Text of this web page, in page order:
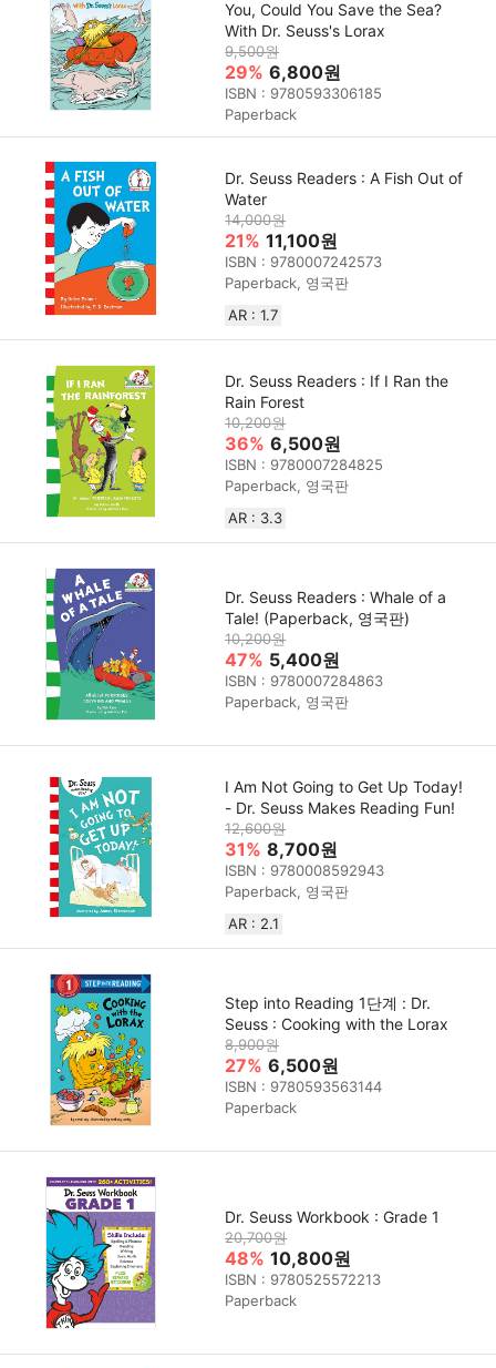
You, Could You Save the Sea?
With Dr. Seuss's Lorax
9,500원
29% 6,800원
ISBN : 9780593306185
Paperback
Dr. Seuss Readers : A Fish Out of
Water
14,000원
21% 11,100원
ISBN : 9780007242573
Paperback, 영국판
AR : 1.7
Dr. Seuss Readers : If I Ran the
Rain Forest
10,200원
36% 6,500원
ISBN : 9780007284825
Paperback, 영국판
AR : 3.3
Dr. Seuss Readers : Whale of a
Tale! (Paperback, 영국판)
10,200원
47% 5,400원
ISBN : 9780007284863
Paperback, 영국판
I Am Not Going to Get Up Today!
- Dr. Seuss Makes Reading Fun!
12,600원
31% 8,700원
ISBN : 9780008592943
Paperback, 영국판
AR : 2.1
Step into Reading 1단계 : Dr.
Seuss : Cooking with the Lorax
8,900원
27% 6,500원
ISBN : 9780593563144
Paperback
Dr. Seuss Workbook : Grade 1
20,700원
48% 10,800원
ISBN : 9780525572213
Paperback